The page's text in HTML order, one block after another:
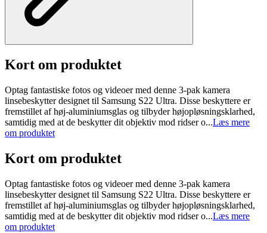
Kort om produktet
Optag fantastiske fotos og videoer med denne 3-pak kamera
linsebeskytter designet til Samsung S22 Ultra. Disse beskyttere er
fremstillet af høj-aluminiumsglas og tilbyder højopløsningsklarhed,
samtidig med at de beskytter dit objektiv mod ridser o...Læs mere
om produktet
Kort om produktet
Optag fantastiske fotos og videoer med denne 3-pak kamera
linsebeskytter designet til Samsung S22 Ultra. Disse beskyttere er
fremstillet af høj-aluminiumsglas og tilbyder højopløsningsklarhed,
samtidig med at de beskytter dit objektiv mod ridser o...Læs mere
om produktet